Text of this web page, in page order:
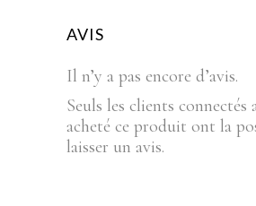
AVIS
Il n’y a pas encore d’avis.
Seuls les clients connectés
acheté ce produit ont la
laisser un avis.